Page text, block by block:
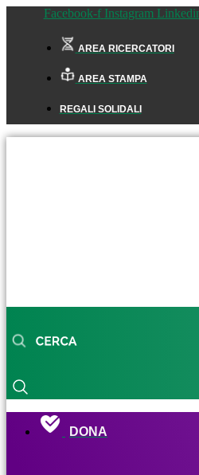
Facebook-f Instagram
AREA RICERCATORI
AREA STAMPA
REGALI SOLIDALI
DONA